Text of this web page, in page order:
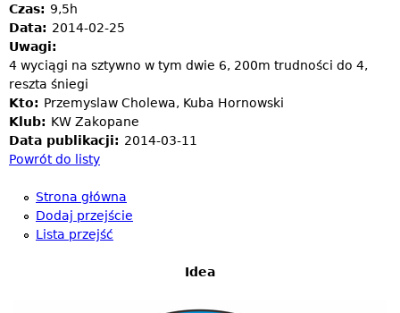
Czas: 9,5h
Data: 2014-02-25
Uwagi:
4 wyciągi na sztywno w tym dwie 6, 200m trudności do 4,
reszta śniegi
Kto: Przemyslaw Cholewa, Kuba Hornowski
Klub: KW Zakopane
Data publikacji: 2014-03-11
Powrót do listy
Strona główna
Dodaj przejście
Lista przejść
Idea